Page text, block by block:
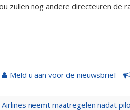
zullen nog andere directeuren de
Meld u aan voor de nieuwsbrief
Airlines neemt maatregelen nadat